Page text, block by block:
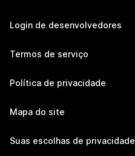
Login de desenvolvedores
Termos de serviço
Política de privacidade
Mapa do site
Suas escolhas de privacidade